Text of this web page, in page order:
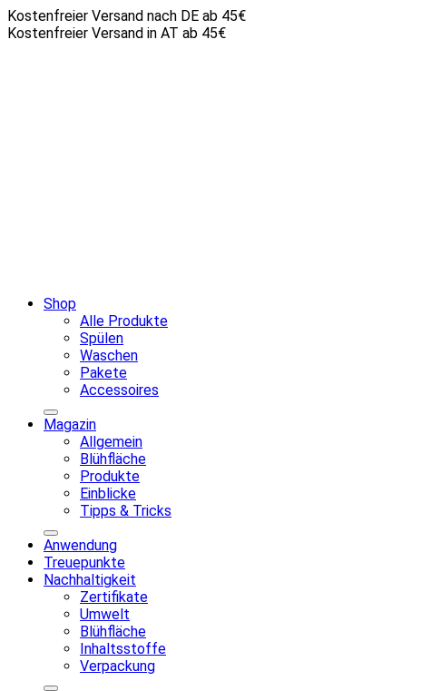
Kostenfreier Versand nach DE ab 45€
Kostenfreier Versand in AT ab 45€
Shop
Alle Produkte
Spülen
Waschen
Pakete
Accessoires
Magazin
Allgemein
Blühfläche
Produkte
Einblicke
Tipps & Tricks
Anwendung
Treuepunkte
Nachhaltigkeit
Zertifikate
Umwelt
Blühfläche
Inhaltsstoffe
Verpackung